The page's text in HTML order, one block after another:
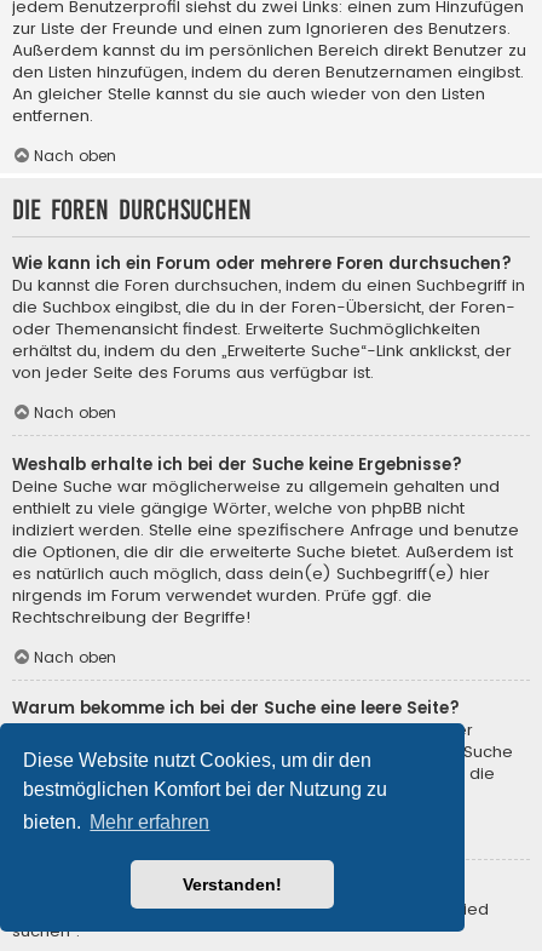
Diese Website nutzt Cookies, um dir den
bestmöglichen Komfort bei der Nutzung zu
bieten. Mehr erfahren
Verstanden!
jedem Benutzerprofil siehst du zwei Links: einen zum Hinzufügen
zur Liste der Freunde und einen zum Ignorieren des Benutzers.
Außerdem kannst du im persönlichen Bereich direkt Benutzer zu
den Listen hinzufügen, indem du deren Benutzernamen eingibst.
An gleicher Stelle kannst du sie auch wieder von den Listen
entfernen.
Nach oben
Die Foren durchsuchen
Wie kann ich ein Forum oder mehrere Foren durchsuchen?
Du kannst die Foren durchsuchen, indem du einen Suchbegriff in
die Suchbox eingibst, die du in der Foren-Übersicht, der Foren-
oder Themenansicht findest. Erweiterte Suchmöglichkeiten
erhältst du, indem du den „Erweiterte Suche“-Link anklickst, der
von jeder Seite des Forums aus verfügbar ist.
Nach oben
Weshalb erhalte ich bei der Suche keine Ergebnisse?
Deine Suche war möglicherweise zu allgemein gehalten und
enthielt zu viele gängige Wörter, welche von phpBB nicht
indiziert werden. Stelle eine spezifischere Anfrage und benutze
die Optionen, die dir die erweiterte Suche bietet. Außerdem ist
es natürlich auch möglich, dass dein(e) Suchbegriff(e) hier
nirgends im Forum verwendet wurden. Prüfe ggf. die
Rechtschreibung der Begriffe!
Nach oben
Warum bekomme ich bei der Suche eine leere Seite?
Deine Suche lieferte zu viele Ergebnisse, somit konnte der
Webserver sie nicht verarbeiten. Benutze die erweiterte Suche
und gib spezifischere Suchbegriffe ein oder beschränke die
Suche auf verschiedene Unterforen.
Nach oben
Wie kann ich nach Mitgliedern suchen?
Gehe zur Mitgliederliste und klicke auf „Nach einem Mitglied
suchen“.